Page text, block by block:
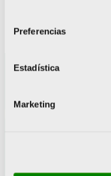
Preferencias
Estadística
Marketing